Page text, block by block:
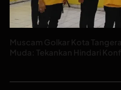
Muscam Golkar Kota
Muda: Tekankan Hindari